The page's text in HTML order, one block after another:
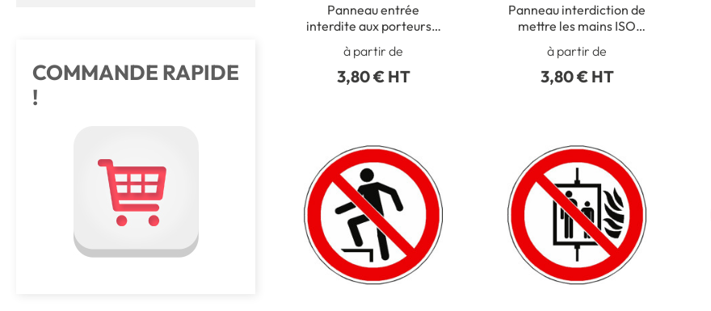
COMMANDE RAPIDE
!
Panneau entrée
interdite aux porteurs d
ISO 7010 - P014
à partir de
3,80 € HT
Panneau interdiction de
mettre les mains ISO
à partir de
3,80 € HT